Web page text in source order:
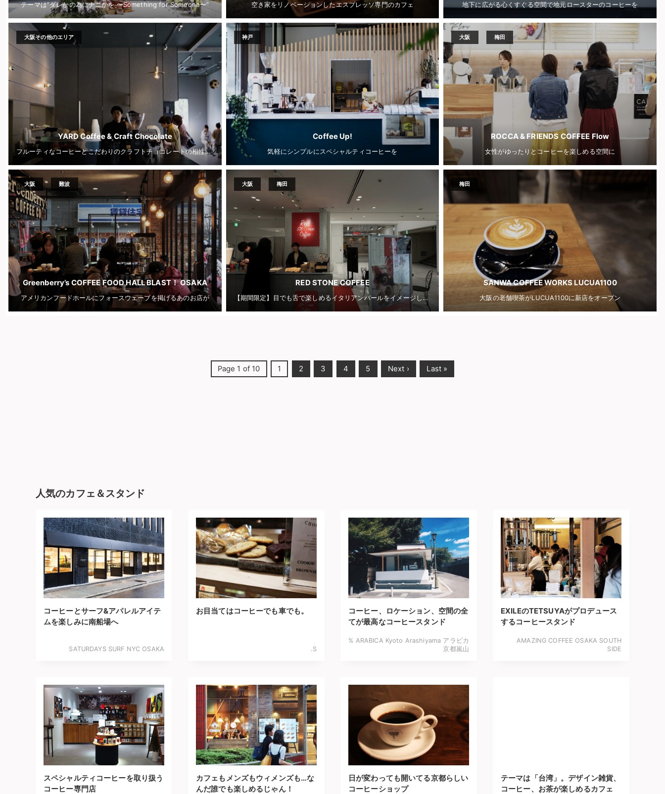
テーマは”ダレかの為にナニかを 〜Something for Someone〜” 空き家をリノベーションしたエスプレッソ専門のカフェ 地下に広がる心くすぐる空間で地元ロースターのコーヒーを
大阪その他のエリア
YARD Coffee & Craft Chocolate
フルーティなコーヒーとこだわりのクラフトチョコレートの相性は抜群◎
神戸
Coffee Up!
気軽にシンプルにスペシャルティコーヒーを
大阪 梅田
ROCCA & FRIENDS COFFEE Flow
女性がゆったりとコーヒーを楽しめる空間に
大阪 難波
Greenberry’s COFFEE FOOD HALL BLAST！ OSAKA
アメリカンフードホールにフォースウェーブを掲げるあのお店が
大阪 梅田
RED STONE COFFEE
【期間限定】目でも舌で楽しめるイタリアンバールをイメージしたコーヒーショップ
梅田
SANWA COFFEE WORKS LUCUA1100
大阪の老舗喫茶がLUCUA1100に新店をオープン
Page 1 of 10 1 2 3 4 5 Next › Last »
人気のカフェ＆スタンド
コーヒーとサーフ&アパレルアイテ
ムを楽しみに南船場へ
SATURDAYS SURF NYC OSAKA
お目当てはコーヒーでも車でも。
.S
コーヒー、ロケーション、空間の全
てが最高なコーヒースタンド
% ARABICA Kyoto Arashiyama アラビカ
京都嵐山
EXILEのTETSUYAがプロデュース
するコーヒースタンド
AMAZING COFFEE OSAKA SOUTH
SIDE
スペシャルティコーヒーを取り扱う
コーヒー専門店
カフェもメンズもウィメンズも…な
んだ誰でも楽しめるじゃん！
日が変わっても開いてる京都らしい
コーヒーショップ
テーマは「台湾」。デザイン雑貨、
コーヒー、お茶が楽しめるカフェ